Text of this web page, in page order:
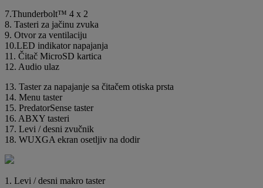
7.Thunderbolt™ 4 x 2
8. Tasteri za jačinu zvuka
9. Otvor za ventilaciju
10.LED indikator napajanja
11. Čitač MicroSD kartica
12. Audio ulaz
13. Taster za napajanje sa čitačem otiska prsta
14. Menu taster
15. PredatorSense taster
16. ABXY tasteri
17. Levi / desni zvučnik
18. WUXGA ekran osetljiv na dodir
1. Levi / desni makro taster